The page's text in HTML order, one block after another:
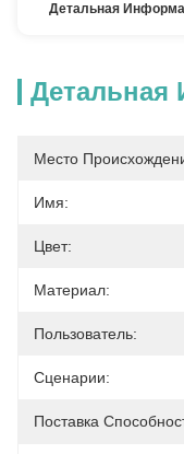
Детальная
Место
Имя:
Цвет:
Материал:
Пользователь:
Сценарии:
Поставка